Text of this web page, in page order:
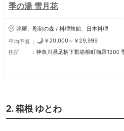
季の湯 雪月花
強羅、彫刻の森 / 料理旅館、日本料理
平均予算
￥20,000～￥29,999
住所
神奈川県足柄下郡箱根町強羅1300
2. 箱根 ゆとわ